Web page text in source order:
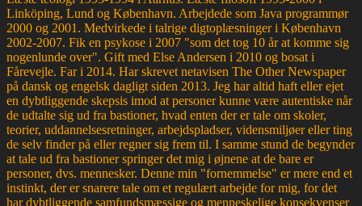
Linköping, Lund og København. Arbejdede som Java programmør
2000 og 2001. Medvirkede i talrige digtoplæsninger i København
2002-2007. Fik en psykose i 2007 "som det tog 10 år at komme sig
nogenlunde over". Gift med Else Andersen i 2010 og bosat i
Fårevejle. Far i 2014. Har skrevet netavisen The Other Newspaper
på dansk og engelsk dagligt siden 2013. Jeg har altid haft eller ejet
en dybtliggende skepsis imod at personer kunne være autentiske når
de udtalte sig ud fra bastioner, hvad enten der er tale om skoler,
teorier, uddannelsesretninger, arbejdspladser, vidensmiljøer eller ting
de selv finder på eller regner sig frem til. I samme stund de begynder
at tale ud fra bastioner springer det mig i øjnene at de bare er
personer, dvs. mennesker. Denne min "fornemmelse" er mere end et
instinkt, der er snarere tale om et regulært arbejde for mig, for det
har dybtliggende samfundsmæssige og menneskelige konsekvenser